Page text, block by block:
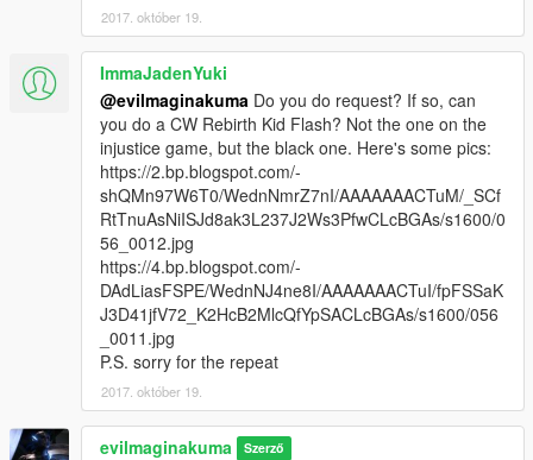
2017. október 19.
ImmaJadenYuki
@evilmaginakuma Do you do request? If so, can
you do a CW Rebirth Kid Flash? Not the one on the
injustice game, but the black one. Here's some pics:
https://2.bp.blogspot.com/-
shQMn97W6T0/WednNmrZ7nI/AAAAAAACTuM/_SCf
RtTnuAsNiISJd8ak3L237J2Ws3PfwCLcBGAs/s1600/0
56_0012.jpg
https://4.bp.blogspot.com/-
DAdLiasFSPE/WednNJ4ne8I/AAAAAAACTuI/fpFSSaK
J3D41jfV72_K2HcB2MlcQfYpSACLcBGAs/s1600/056
_0011.jpg
P.S. sorry for the repeat
2017. október 19.
evilmaginakuma Szerző